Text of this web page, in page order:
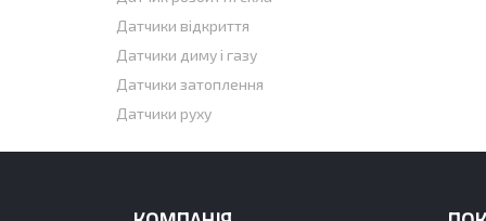
Датчики відкриття
Датчики диму і газу
Датчики затоплення
Датчики руху